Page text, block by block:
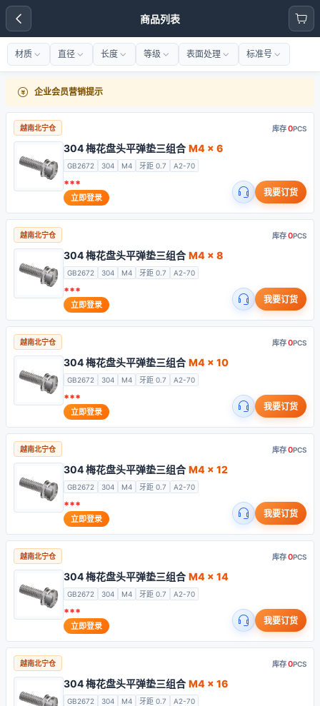
商品列表
材质 直径 长度 等级 表面处理 标准号
企业会员营销提示
越南北宁仓 库存0PCS
304 梅花盘头平弹垫三组合 M4 x 6
GB2672 304 M4 牙距 0.7 A2-70
***
立即登录 我要订货
越南北宁仓 库存0PCS
304 梅花盘头平弹垫三组合 M4 x 8
GB2672 304 M4 牙距 0.7 A2-70
***
立即登录 我要订货
越南北宁仓 库存0PCS
304 梅花盘头平弹垫三组合 M4 x 10
GB2672 304 M4 牙距 0.7 A2-70
***
立即登录 我要订货
越南北宁仓 库存0PCS
304 梅花盘头平弹垫三组合 M4 x 12
GB2672 304 M4 牙距 0.7 A2-70
***
立即登录 我要订货
越南北宁仓 库存0PCS
304 梅花盘头平弹垫三组合 M4 x 14
GB2672 304 M4 牙距 0.7 A2-70
***
立即登录 我要订货
越南北宁仓 库存0PCS
304 梅花盘头平弹垫三组合 M4 x 16
GB2672 304 M4 牙距 0.7 A2-70